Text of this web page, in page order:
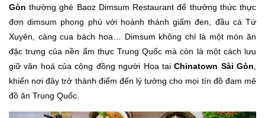
Gòn thường ghé Baoz Dimsum Restaurant để thưởng thức thực
đơn dimsum phong phú với hoành thánh giấm đen, đầu cá Tứ
Xuyên, càng cua bách hoa… Dimsum không chỉ là một món ăn
đặc trưng của nền ẩm thực Trung Quốc mà còn là một cách lưu
giữ văn hoá của cộng đồng người Hoa tạiChinatown Sài Gòn
khiến nơi đây trở thành điểm đến lý tưởng cho mọi tín đồ đam mê
đồ ăn Trung Quốc.